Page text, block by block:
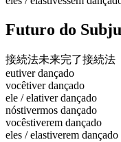
Futuro do
接続法未来完了接続法
eutiver dançado
vocêtiver dançado
ele / elativer dançado
nóstivermos dançado
vocêstiverem dançado
eles / elastiverem dançado